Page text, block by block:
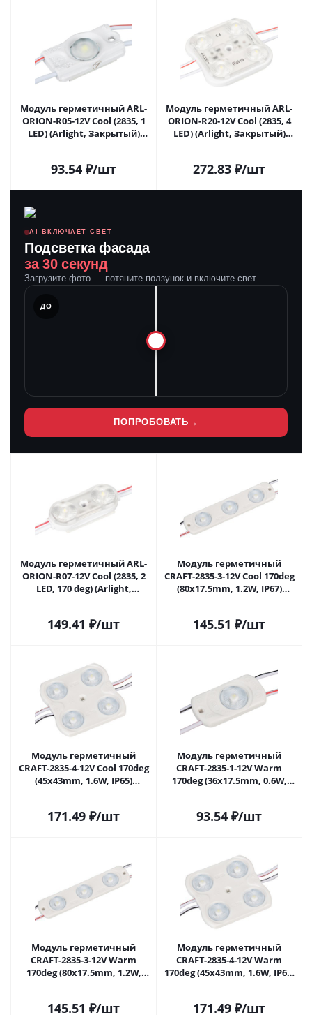
Модуль герметичный ARL-
ORION-R05-12V Cool (2835, 1
LED) (Arlight, Закрытый)
93.54 ₽/шт
Модуль герметичный ARL-
ORION-R20-12V Cool (2835, 4
LED) (Arlight, Закрытый)
272.83 ₽/шт
AI ВКЛЮЧАЕТ СВЕТ
Подсветка фасада
за 30 секунд
Загрузите фото — потяните ползунок и включите свет
ДО
ПОПРОБОВАТЬ →
Модуль герметичный ARL-
ORION-R07-12V Cool (2835, 2
LED, 170 deg) (Arlight,
149.41 ₽/шт
Модуль герметичный
CRAFT-2835-3-12V Cool 170deg
(80x17.5mm, 1.2W, IP67)
145.51 ₽/шт
Модуль герметичный
CRAFT-2835-4-12V Cool 170deg
(45x43mm, 1.6W, IP65)
171.49 ₽/шт
Модуль герметичный
CRAFT-2835-1-12V Warm
170deg (36x17.5mm, 0.6W,
93.54 ₽/шт
Модуль герметичный
CRAFT-2835-3-12V Warm
170deg (80x17.5mm, 1.2W,
145.51 ₽/шт
Модуль герметичный
CRAFT-2835-4-12V Warm
170deg (45x43mm, 1.6W, IP65)
171.49 ₽/шт